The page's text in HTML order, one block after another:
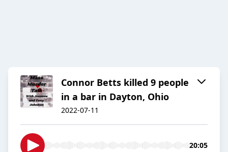
Connor Betts killed 9 people
in a bar in Dayton, Ohio
2022-07-11
20:05